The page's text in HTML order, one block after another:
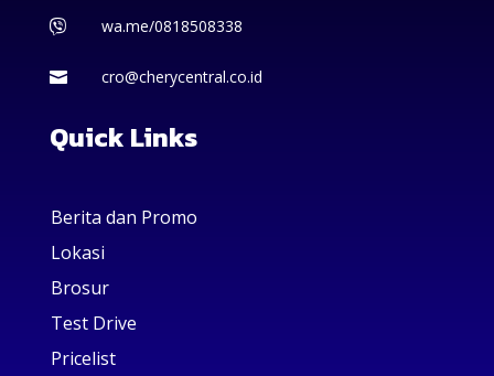
 wa.me/0818508338
 cro@cherycentral.co.id
Quick Links
Berita dan Promo
Lokasi
Brosur
Test Drive
Pricelist